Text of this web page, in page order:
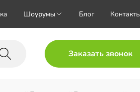
Шоурумы Блог Контакты
Заказать звонок